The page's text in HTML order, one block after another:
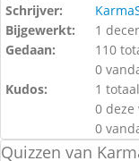
Schrijver:
Bijgewerkt:
1
Gedaan:
110
0
Kudos:
1 totaal
0 deze
0
Quizzen van